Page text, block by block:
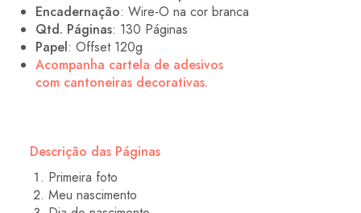
Encadernação: Wire-O na cor branca
Qtd. Páginas: 130 Páginas
Papel: Offset 120g
Acompanha cartela de adesivos
com cantoneiras decorativas.
Descrição das Páginas
Primeira foto
Meu nascimento